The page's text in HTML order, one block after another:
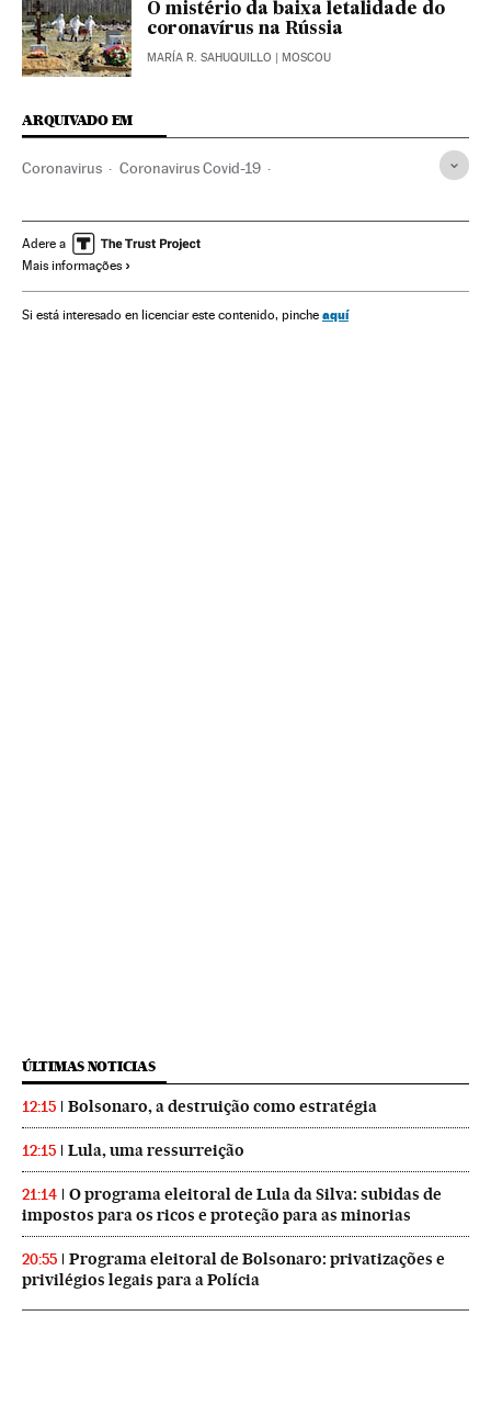
O mistério da baixa letalidade do
coronavírus na Rússia
MARÍA R. SAHUQUILLO | MOSCOU
ARQUIVADO EM
Coronavirus Coronavirus Covid-19
Doenças infecciosas Assistência sanitária
Wuhan
Adere a
Mais informações
Si está interesado en licenciar este contenido, pinche aquí
ÚLTIMAS NOTICIAS
12:15 Bolsonaro, a destruição como estratégia
12:15 Lula, uma ressurreição
21:14
O programa eleitoral de Lula da Silva: subidas de
impostos para os ricos e proteção para as minorias
20:55
Programa eleitoral de Bolsonaro: privatizações e
privilégios legais para a Polícia